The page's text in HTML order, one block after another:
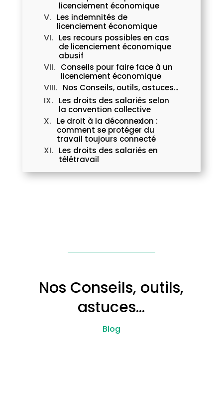
licenciement économique
Les indemnités de
licenciement économique
Les recours possibles en cas
de licenciement économique
abusif
Conseils pour faire face à un
licenciement économique
Nos Conseils, outils, astuces...
Les droits des salariés selon
la convention collective
Le droit à la déconnexion :
comment se protéger du
travail toujours connecté
Les droits des salariés en
télétravail
Nos Conseils, outils,
astuces…
Blog